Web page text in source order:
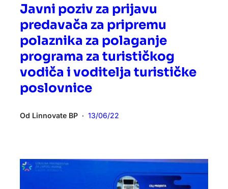
Javni poziv za prijavu
predavača za pripremu
polaznika za polaganje
programa za turističkog
vodiča i voditelja turističke
poslovnice
Od Linnovate BP • 13/06/22